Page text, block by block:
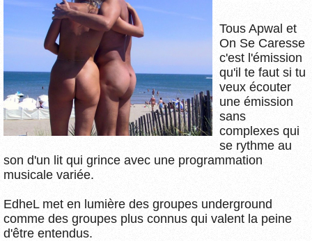
Tous Apwal et
On Se Caresse
c'est l'émission
qu'il te faut si tu
veux écouter
une émission
sans
complexes qui
se rythme au
son d'un lit qui grince avec une programmation
musicale variée.
EdheL met en lumière des groupes underground
comme des groupes plus connus qui valent la peine
d'être entendus.